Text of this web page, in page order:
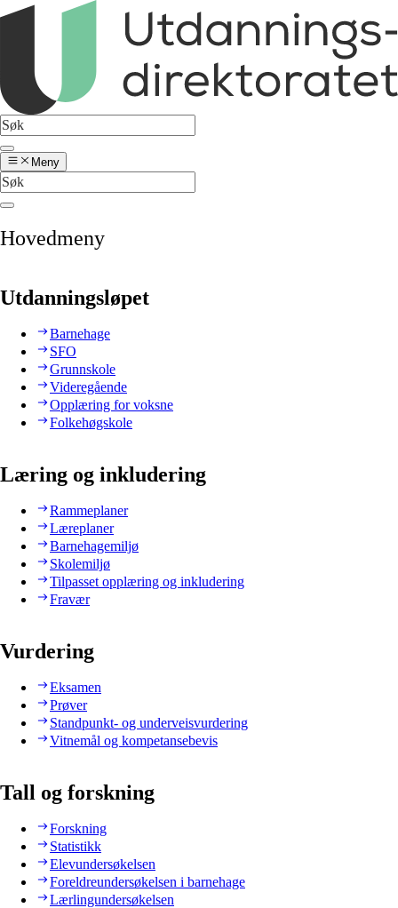
Meny
Hovedmeny
Utdanningsløpet
Barnehage
SFO
Grunnskole
Videregående
Opplæring for voksne
Folkehøgskole
Læring og inkludering
Rammeplaner
Læreplaner
Barnehagemiljø
Skolemiljø
Tilpasset opplæring og inkludering
Fravær
Vurdering
Eksamen
Prøver
Standpunkt- og underveisvurdering
Vitnemål og kompetansebevis
Tall og forskning
Forskning
Statistikk
Elevundersøkelsen
Foreldreundersøkelsen i barnehage
Lærlingundersøkelsen